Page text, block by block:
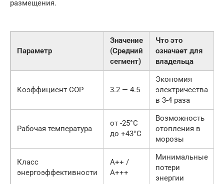
размещения.
Параметр
Значение
(Средний
сегмент)
Что это
означает для
владельца
Коэффициент COP 3.2 — 4.5
Экономия
электричества
в 3-4 раза
Рабочая температура
от -25°C
до +43°C
Возможность
отопления в
морозы
Класс
энергоэффективности
A++ /
A+++
Минимальные
потери
энергии